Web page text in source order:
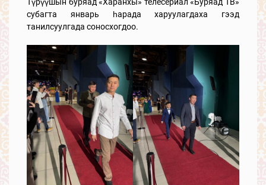
субагта январь һарада харуулагдаха гээд
танилсуулгада соносхогдоо.